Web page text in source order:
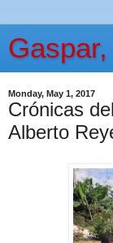
Monday, May 1, 2017
Crónicas
Alberto